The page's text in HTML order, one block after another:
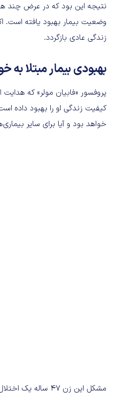
نتیجه این بود که در عرض چند
زندگی عادی بازگردد.
بهبودی بیمار مبتلا به
پروفسور «فابیان مولر» که
کیفیت زندگی او را بهبود داده
خواهد بود و آیا برای سایر